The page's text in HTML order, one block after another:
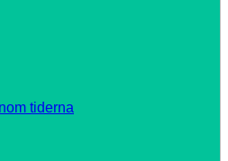
tiderna